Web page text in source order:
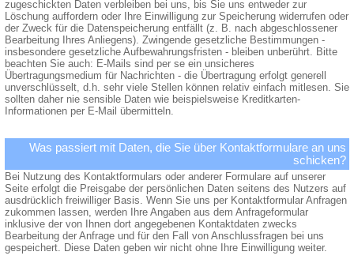
zugeschickten Daten verbleiben bei uns, bis Sie uns entweder zur
Löschung auffordern oder Ihre Einwilligung zur Speicherung widerrufen oder
der Zweck für die Datenspeicherung entfällt (z. B. nach abgeschlossener
Bearbeitung Ihres Anliegens). Zwingende gesetzliche Bestimmungen -
insbesondere gesetzliche Aufbewahrungsfristen - bleiben unberührt. Bitte
beachten Sie auch: E-Mails sind per se ein unsicheres
Übertragungsmedium für Nachrichten - die Übertragung erfolgt generell
unverschlüsselt, d.h. sehr viele Stellen können relativ einfach mitlesen. Sie
sollten daher nie sensible Daten wie beispielsweise Kreditkarten-
Informationen per E-Mail übermitteln.
Was passiert mit Daten, die Sie über Kontaktformulare an uns
schicken?
Bei Nutzung des Kontaktformulars oder anderer Formulare auf unserer
Seite erfolgt die Preisgabe der persönlichen Daten seitens des Nutzers auf
ausdrücklich freiwilliger Basis. Wenn Sie uns per Kontaktformular Anfragen
zukommen lassen, werden Ihre Angaben aus dem Anfrageformular
inklusive der von Ihnen dort angegebenen Kontaktdaten zwecks
Bearbeitung der Anfrage und für den Fall von Anschlussfragen bei uns
gespeichert. Diese Daten geben wir nicht ohne Ihre Einwilligung weiter.